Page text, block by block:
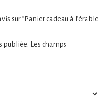
sur “Panier cadeau à l’érable
publiée.
Les champs